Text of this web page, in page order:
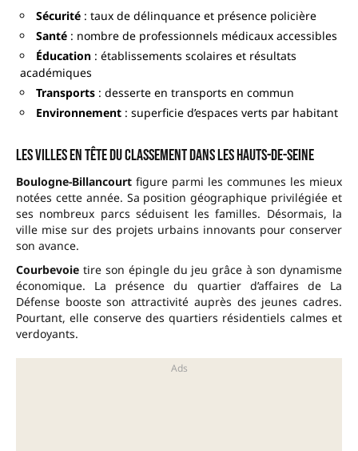
Sécurité : taux de délinquance et présence policière
Santé : nombre de professionnels médicaux accessibles
Éducation : établissements scolaires et résultats
académiques
Transports : desserte en transports en commun
Environnement : superficie d’espaces verts par habitant
Les villes en tête du classement dans les Hauts-de-Seine
Boulogne-Billancourt figure parmi les communes les mieux
notées cette année. Sa position géographique privilégiée et
ses nombreux parcs séduisent les familles. Désormais, la
ville mise sur des projets urbains innovants pour conserver
son avance.
Courbevoie tire son épingle du jeu grâce à son dynamisme
économique. La présence du quartier d’affaires de La
Défense booste son attractivité auprès des jeunes cadres.
Pourtant, elle conserve des quartiers résidentiels calmes et
verdoyants.